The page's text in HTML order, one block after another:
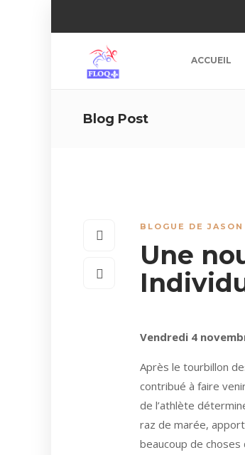
ACCUEIL
Blog Post
BLOGUE DE JASON
Une
Vendredi 4
Après le tourbillon
contribué à faire
de l’athlète
raz de marée,
beaucoup de